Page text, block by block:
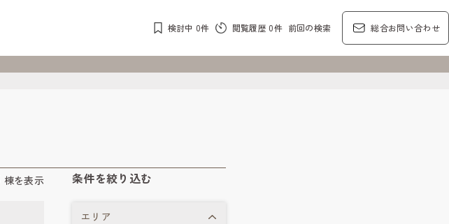
検討中 0件 閲覧履歴 0件 前回の検索 総合お問い合わせ
棟を表示 条件を絞り込む
エリア